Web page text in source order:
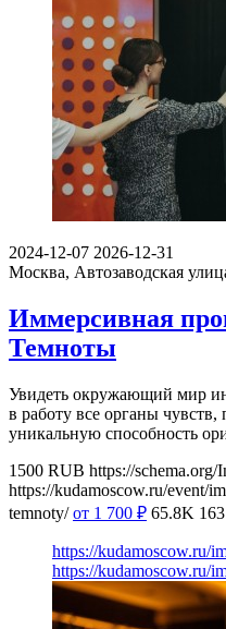
2024-12-07 2026-12-31
Москва, Автозаводская
Иммерсивная
Темноты
Увидеть окружающий мир
в работу все органы
уникальную способность
1500 RUB https://schema.org/
https://kudamoscow.ru/event/
temnoty/ от 1 700 ₽ 65.8K 163
https://kudamoscow.ru/
https://kudamoscow.ru/